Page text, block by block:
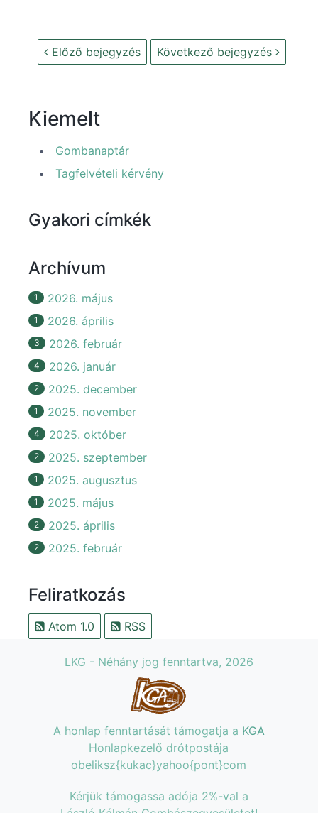
Előző bejegyzés Következő bejegyzés
Kiemelt
Gombanaptár
Tagfelvételi kérvény
Gyakori címkék
Archívum
1 2026. május
1 2026. április
3 2026. február
4 2026. január
2 2025. december
1 2025. november
4 2025. október
2 2025. szeptember
1 2025. augusztus
1 2025. május
2 2025. április
2 2025. február
Feliratkozás
Atom 1.0 RSS
LKG - Néhány jog fenntartva, 2026
A honlap fenntartását támogatja a KGA
Honlapkezelő drótpostája
obeliksz{kukac}yahoo{pont}com
Kérjük támogassa adója 2%-val a